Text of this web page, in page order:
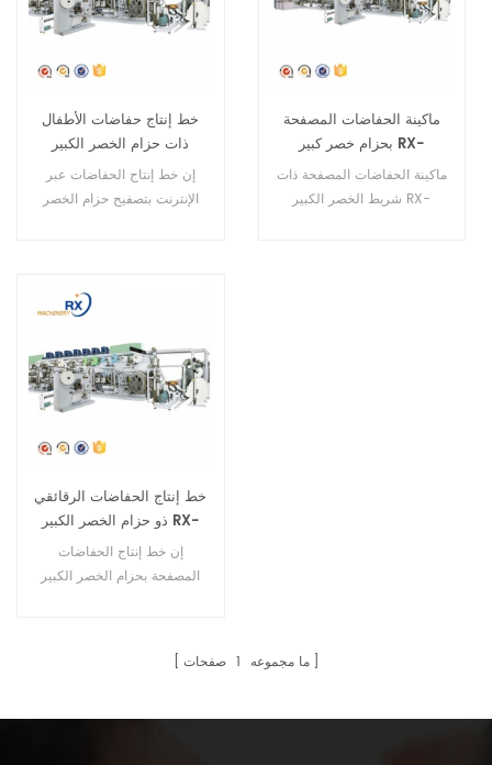
خط إنتاج حفاضات الأطفال
ذات حزام الخصر الكبير
المصفح RX-HNK500-SV
إن خط إنتاج الحفاضات عبر
الإنترنت بتصفيح حزام الخصر
ماكينة الحفاضات المصفحة
بحزام خصر كبير RX-
HNK500-SV
ماكينة الحفاضات المصفحة ذات
شريط الخصر الكبير RX-
خط إنتاج الحفاضات الرقائقي
ذو حزام الخصر الكبير RX-
HNK500 SV عبر الإنترنت
إن خط إنتاج الحفاضات
المصفحة بحزام الخصر الكبير
ما مجموعه 1 صفحات